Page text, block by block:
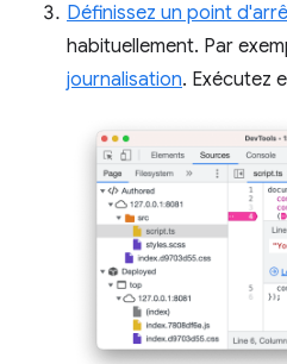
Définissez un point
habituellement. Par
journalisation. Exécutez